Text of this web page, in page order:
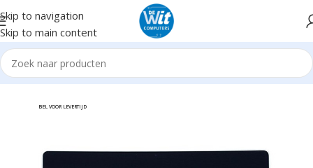
Skip to navigation
Skip to main content
Tablet Accessoires Notebookaccessoires LCD Schermen
BEL VOOR LEVERTIJD